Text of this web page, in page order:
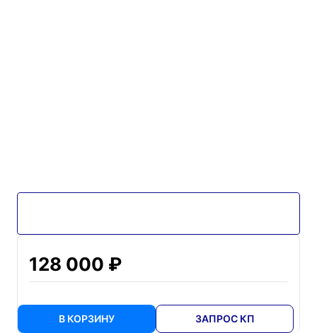
128 000 ₽
В КОРЗИНУ ЗАПРОС КП